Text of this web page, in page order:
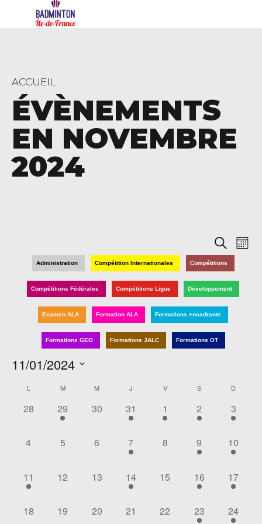
ACCUEIL
ÉVÈNEMENTS
EN NOVEMBRE
2024
et
de
vues
Mois
Administration Compétition Internationales Compétitions
Compétitions Fédérales Compétitions Ligue Développement
Examen ALA Formation ALA Formations encadrants
Formations GEO Formations JALC Formations OT
11/01/2024
date.
Calendrier
de
Évènements
L M M J V S D
0
évènement,
28
1
évènement,
29
0
évènement,
30
1
évènement,
31
1
évènement,
1
3
évènements,
2
3
3
0
4
0
5
0
évènement,
6
1
évènement,
7
0
évènement,
8
1
évènement,
9
1
10
1
évènement,
11
0
12
0
évènement,
13
1
évènement,
14
0
évènement,
15
1
évènement,
16
1
17
0
18
0
19
0
20
0
21
0
22
4
23
4
24